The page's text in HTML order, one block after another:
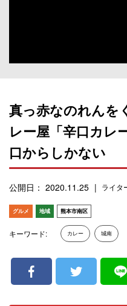
真っ赤なのれんを
レー屋「辛口カレ
口からしかない
公開日： 2020.11.25 ライタ
グルメ 地域 熊本市南区
キーワード: カレー 城南